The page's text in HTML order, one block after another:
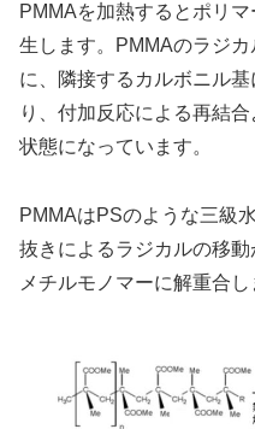
PMMAを加熱するとポリ
生します。PMMAのラジ
に、隣接するカルボニル
り、付加反応による再結
状態になっています。
PMMAはPSのような三級
抜きによるラジカルの移
メチルモノマーに解重合し